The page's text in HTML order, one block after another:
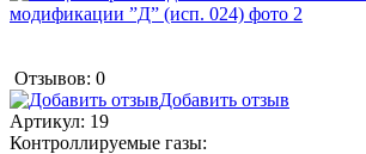
Отзывов: 0
Добавить отзыв
Артикул: 19
Контроллируемые газы: